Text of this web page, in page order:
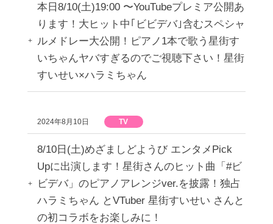
本日8/10(土)19:00 〜YouTubeプレミア公開あ
ります！大ヒット中｢ビビデバ｣含むスペシャ
ルメドレー大公開！ピアノ1本で歌う星街す
いちゃんヤバすぎるのでご視聴下さい！星街
すいせい×ハラミちゃん
2024年8月10日 TV
8/10日(土)めざましどようび エンタメPick
Upに出演します！星街さんのヒット曲「#ビ
ビデバ」のピアノアレンジver.を披露！独占
ハラミちゃん とVTuber 星街すいせい さんと
の初コラボをお楽しみに！